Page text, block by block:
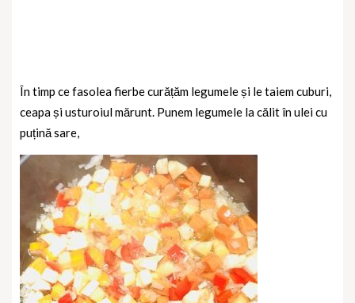
În timp ce fasolea fierbe curățăm legumele și le taiem cuburi,
ceapa și usturoiul mărunt. Punem legumele la călit în ulei cu
puțină sare,